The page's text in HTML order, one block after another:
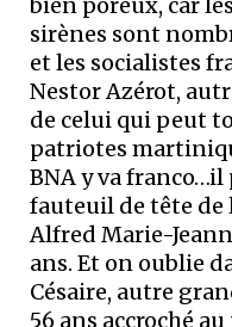
sirènes sont
et les socialistes
Nestor Azérot,
de celui qui peut
patriotes
BNA y va
fauteuil de tête de
Alfred Marie-
ans. Et on oublie
Césaire, autre
56 ans accroché